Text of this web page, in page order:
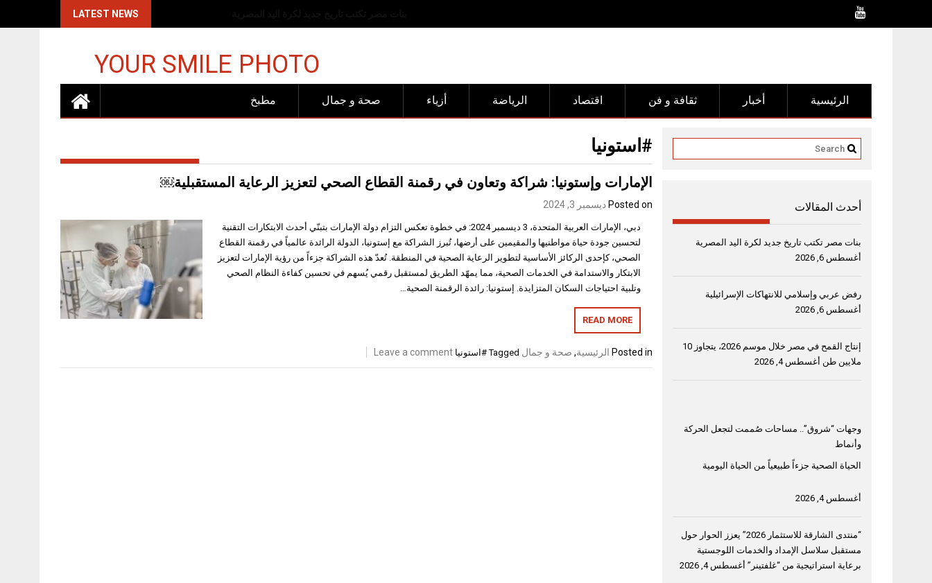
LATEST NEWS
YOUR SMILE PHOTO
مطبخ صحة و جمال أزياء الرياضة اقتصاد ثقافة و فن أخبار الرئيسية
#استونيا
الإمارات وإستونيا: شراكة وتعاون في رقمنة القطاع الصحي لتعزيز الرعاية المستقبلية￼
Posted on ديسمبر 3, 2024
دبي، الإمارات العربية المتحدة، 3 ديسمبر 2024: في خطوة تعكس التزام دولة الإمارات بتبنّي أحدث الابتكارات التقنية
لتحسين جودة حياة مواطنيها والمقيمين على أرضها، تُبرز الشراكة مع إستونيا، الدولة الرائدة عالمياً في رقمنة القطاع
الصحي، كإحدى الركائز الأساسية لتطوير الرعاية الصحية في المنطقة. تُعدّ هذه الشراكة جزءاً من رؤية الإمارات لتعزيز
الابتكار والاستدامة في الخدمات الصحية، مما يمهّد الطريق لمستقبل رقمي يُسهم في تحسين كفاءة النظام الصحي
وتلبية احتياجات السكان المتزايدة. إستونيا: رائدة الرقمنة الصحية…
READ MORE
Posted in الرئيسية, صحة و جمال Tagged #استونيا Leave a comment
أحدث المقالات
بنات مصر تكتب تاريخ جديد لكرة اليد المصرية
أغسطس 6, 2026
رفض عربي وإسلامي للانتهاكات الإسرائيلية
أغسطس 6, 2026
إنتاج القمح في مصر خلال موسم 2026، يتجاوز 10
ملايين طن أغسطس 4, 2026
وجهات “شروق”.. مساحات صُممت لتجعل الحركة
وأنماط
الحياة الصحية جزءاً طبيعياً من الحياة اليومية
أغسطس 4, 2026
“منتدى الشارقة للاستثمار 2026” يعزز الحوار حول
مستقبل سلاسل الإمداد والخدمات اللوجستية
برعاية استراتيجية من “غلفتينر” أغسطس 4, 2026